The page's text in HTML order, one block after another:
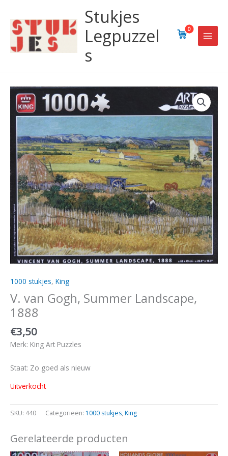
inhoud
Stukjes
Legpuzzel
s
0
1000 stukjes, King
V. van Gogh, Summer Landscape,
1888
€3,50
Merk: King Art Puzzles
Staat: Zo goed als nieuw
Uitverkocht
SKU: 440 Categorieën: 1000 stukjes, King
Gerelateerde producten